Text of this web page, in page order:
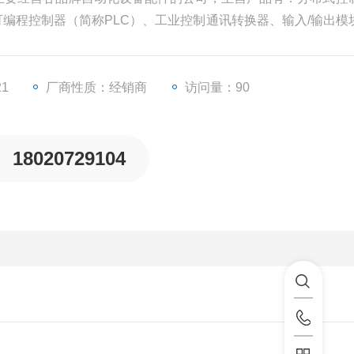
程控制器（简称PLC）、工业控制通讯转换器、输入/输出模
厂商性质：经销商 访问量：90
18020729104